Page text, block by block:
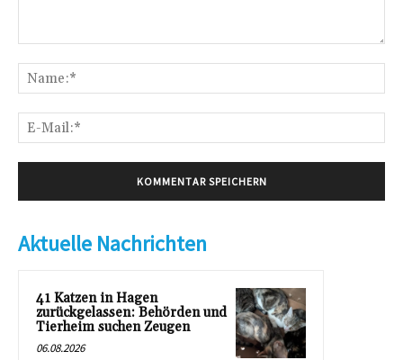
Aktuelle Nachrichten
41 Katzen in Hagen
zurückgelassen: Behörden und
Tierheim suchen Zeugen
06.08.2026